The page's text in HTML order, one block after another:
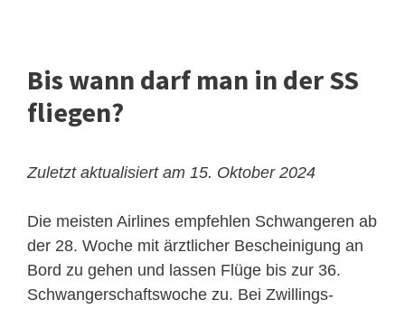
Bis wann darf man in der SS
fliegen?
Zuletzt aktualisiert am 15. Oktober 2024
Die meisten Airlines empfehlen Schwangeren ab
der 28. Woche mit ärztlicher Bescheinigung an
Bord zu gehen und lassen Flüge bis zur 36.
Schwangerschaftswoche zu. Bei Zwillings-